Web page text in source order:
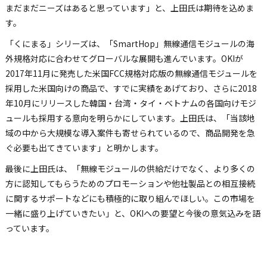
まだまだニーズはあると思っています」と、上田氏は期待を込めま
す。
「くにまる」シリーズは、「SmartHop」無線通信モジュールの海
外規格対応に合わせてグローバルな展開も進んでいます。OKIが
2017年11月に発売した米国FCC規格対応版の無線通信モジュールを
採用した米国向けの商品で、すでに実績をあげており、さらに2018
年10月にリリースした韓国・台湾・タイ・ベトナムの各国向けモジ
ュールも採用する意向を明らかにしています。上田氏は、「当該地
域の中から大規模な導入案件も寄せられているので、商品開発を急
ぐ必要も出てきています」と明かします。
最後に上田氏は、「無線モジュールの供給だけでなく、より多くの
方に認知してもらうためのプロモーションや他社製品との相互接続
に関するサポートなどにも積極的に取り組んでほしい。この市場を
一緒に盛り上げていきたい」と、OKIへの要望と今後の意気込みを語
っています。